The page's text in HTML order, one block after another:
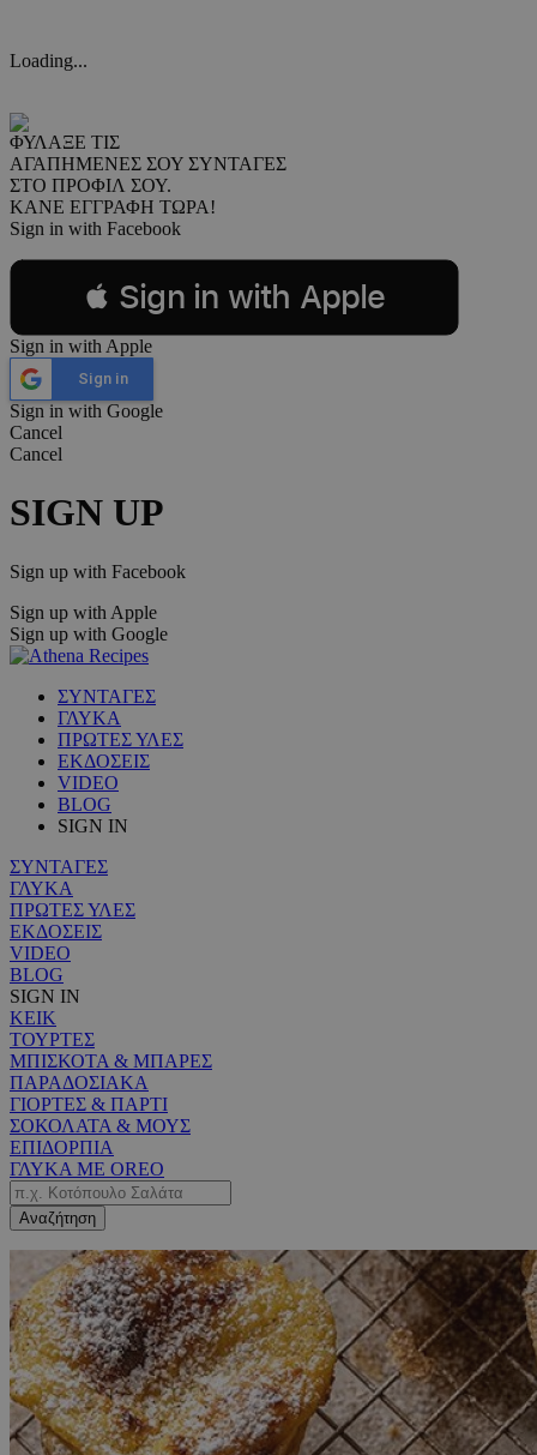
Loading...
ΦΥΛΑΞΕ ΤΙΣ
ΑΓΑΠΗΜΕΝΕΣ ΣΟΥ ΣΥΝΤΑΓΕΣ
ΣΤΟ ΠΡΟΦΙΛ ΣΟΥ.
ΚΑΝΕ ΕΓΓΡΑΦΗ ΤΩΡΑ!
Sign in with Facebook
 Sign in with Apple
Sign in with Apple
Sign in
Sign in with Google
Cancel
Cancel
SIGN UP
Sign up with Facebook
Sign up with Apple
Sign up with Google
ΣΥΝΤΑΓΕΣ
ΓΛΥΚΑ
ΠΡΩΤΕΣ ΥΛΕΣ
ΕΚΔΟΣΕΙΣ
VIDEO
BLOG
SIGN IN
ΣΥΝΤΑΓΕΣ
ΓΛΥΚΑ
ΠΡΩΤΕΣ ΥΛΕΣ
ΕΚΔΟΣΕΙΣ
VIDEO
BLOG
SIGN IN
ΚΕΙΚ
ΤΟΥΡΤΕΣ
ΜΠΙΣΚΟΤΑ & ΜΠΑΡΕΣ
ΠΑΡΑΔΟΣΙΑΚΑ
ΓΙΟΡΤΕΣ & ΠΑΡΤΙ
ΣΟΚΟΛΑΤΑ & ΜΟΥΣ
ΕΠΙΔΟΡΠΙΑ
ΓΛΥΚΑ ΜΕ OREO
Αναζήτηση